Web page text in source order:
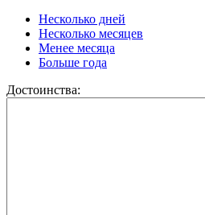
Несколько дней
Несколько месяцев
Менее месяца
Больше года
Достоинства: